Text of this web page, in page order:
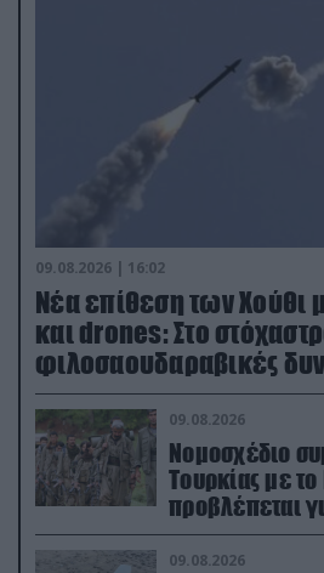
09.08.2026 | 16:02
Νέα επίθεση των Χούθι
και drones: Στο
φιλοσαουδαραβικές
εγκαταστάσεις
09.08.2026
Νομοσχέδιο
Τουρκίας με
προβλέπεται
των όπλων
09.08.2026